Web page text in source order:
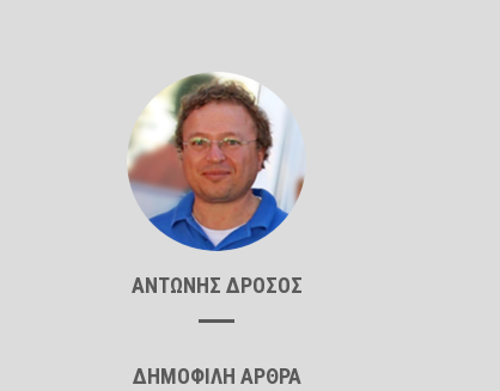
ΑΝΤΩΝΗΣ ΔΡΟΣΟΣ
ΔΗΜΟΦΙΛΗ ΑΡΘΡΑ